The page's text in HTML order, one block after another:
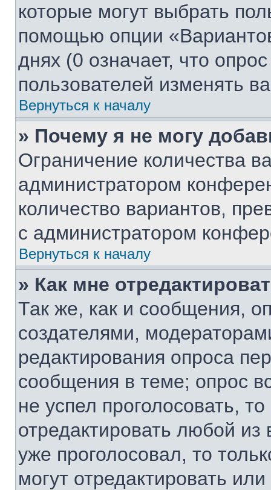
которые могут выбрать
помощью опции
днях (0 означает, что
пользователей изменять
Вернуться к началу
» Почему я не могу
Ограничение количества
администратором
количество вариантов,
с администратором
Вернуться к началу
» Как мне
Так же, как и сообщения,
создателями,
редактирования опроса
сообщения в теме; опрос
не успел проголосовать,
отредактировать любой из
уже проголосовал, то
могут отредактировать